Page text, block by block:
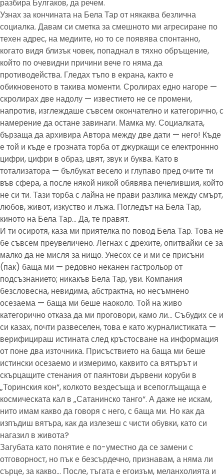
разбира Булгаков, да речем.
Узнах за кончината на Бела Тар от някаква безлична
социалка. Давам си сметка за смешното ми агресиране по
техен адрес, на медиите, но то се появява спонтанно,
когато видя близък човек, попаднал в тяхно обръщение,
който по очевидни причини вече го няма да
противодейства. Гледах тъпо в екрана, както е
обикновеното в такива моменти. Сролирах едно нагоре —
скролирах две надолу — известието не се промени,
напротив, изглеждаше съвсем окончателно и категорично, с
намерение да остане завинаги. Мамка му. Социалката,
бързаща да архивира Автора между две дати — него! Къде
е той и къде е грозната торба от джуркащи се електроннно
цифри, цифри в образ, цвят, звук и буква. Като в
тотализатора — бълбукат весело и глупаво пред очите ти
във сфера, а после някой никой обявява печелившия, който
не си ти. Тази торба с лайна не прави разлика между смърт,
любов, живот, изкуство и лъжа. Погледът на Бела Тар,
киното на Бела Тар… Да, те правят.
И ти осиротя, каза ми приятелка по повод Бела Тар. Това не
бе съвсем преувеличено. Легнах с дрехите, опитвайки се за
малко да не мисля за нищо. Унесох се и ми се присъни
(пак) баща ми — редовно неканен гастрольор от
подсъзнанието; никакъв Бела Тар, уви. Компания
безсловесна, невидима, абстрактна, но несъмнено
осезаема — баща ми беше наоколо. Той на живо
категорично отказа да ми проговори, камо ли… Събудих се и
си казах, почти развеселен, това е като журналистиката —
верифицираш истината след кръстосване на информация
от поне два източника. Присъствието на баща ми беше
истински осезаемо и измеримо, каквито са вятърът и
скърцащите стенания от паянтови дървени коруби в
„Торинския кон“, колкото вездесъща и всепоглъщаща е
космическата кал в „Сатанинско танго“. А даже не искам,
нито имам какво да говоря с него, с баща ми. Но как да
изпъдиш вятъра, как да излезеш с чисти обувки, като си
нагазил в живота?
Загубата като понятие е по-уместно да се замени с
отговорност, но пък е безсърдечно, признавам, а няма ли
сърце, за какво… После, тъгата е егоизъм, меланхолията и